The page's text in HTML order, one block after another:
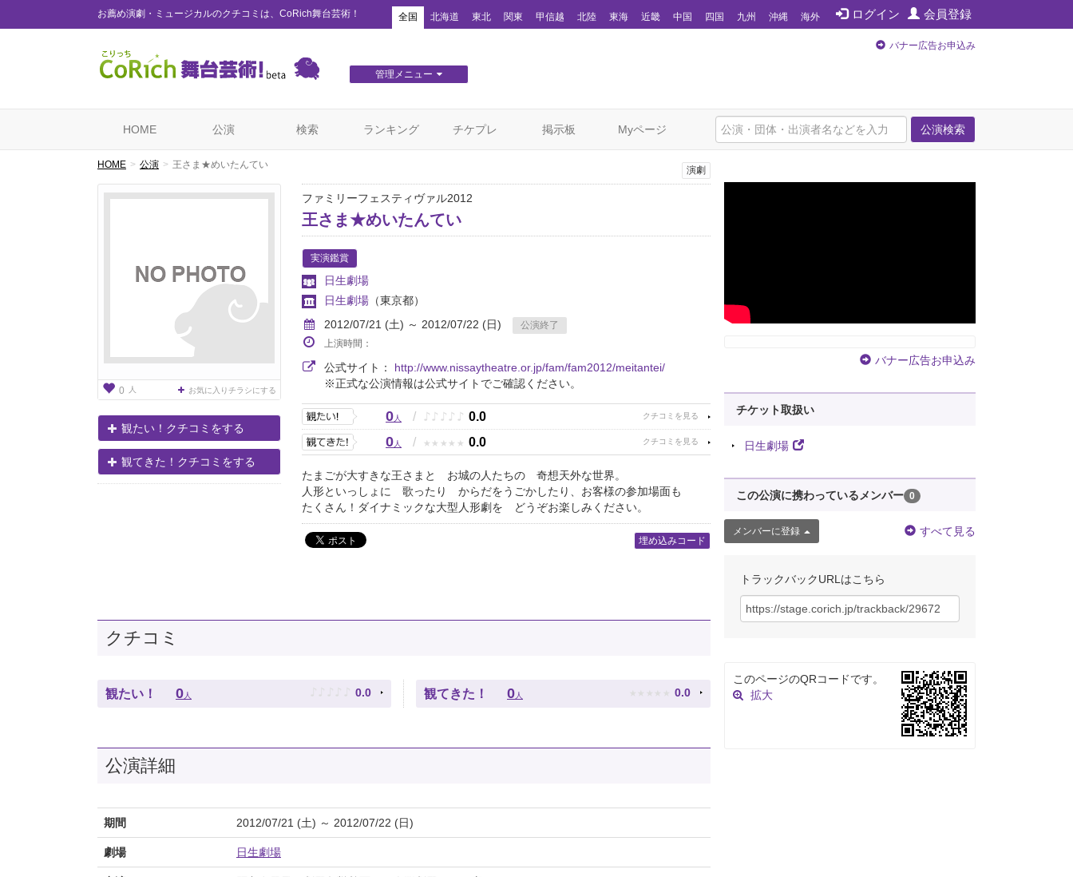
お薦め演劇・ミュージカルのクチコミは、CoRich舞台芸術！ ログイン 会員登録
全国 北海道 東北 関東 甲信越 北陸 東海 近畿 中国 四国 九州 沖縄 海外
管理メニュー
バナー広告お申込み
公演検索
HOME 公演 検索 ランキング チケプレ 掲示板 Myページ
HOME 公演 王さま★めいたんてい
0 人 お気に入りチラシにする
観たい！クチコミをする
観てきた！クチコミをする
演劇
ファミリーフェスティヴァル2012
王さま★めいたんてい
実演鑑賞
日生劇場
日生劇場 （東京都）
2012/07/21 (土) ～ 2012/07/22 (日)
公演終了
上演時間：
公式サイト： http://www.nissaytheatre.or.jp/fam/fam2012/meitantei/
※正式な公演情報は公式サイトでご確認ください。
0人 / ♪ ♪ ♪ ♪ ♪ 0.0
0人 / ★ ★ ★ ★ ★ 0.0
たまごが大すきな王さまと お城の人たちの 奇想天外な世界。
人形といっしょに 歌ったり からだをうごかしたり、お客様の参加場面も
たくさん！ダイナミックな大型人形劇を どうぞお楽しみください。
埋め込みコード
クチコミ
観たい！ 0 人 ♪ ♪ ♪ ♪ ♪ 0.0 観てきた！ 0 人 ★ ★ ★ ★ ★ 0.0
公演詳細
期間 2012/07/21 (土) ～ 2012/07/22 (日)
劇場 日生劇場
バナー広告お申込み
チケット取扱い
日生劇場
この公演に携わっているメンバー 0
メンバーに登録 すべて見る
トラックバックURLはこちら
このページのQRコードです。
拡大